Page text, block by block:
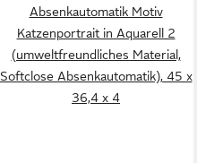
Absenkautomatik Motiv
Katzenportrait in Aquarell 2
(umweltfreundliches Material,
Softclose Absenkautomatik), 45 x
36,4 x 4